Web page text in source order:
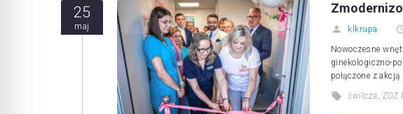
25
maj klkrupa
Nowoczesne
ginekologiczno-
połączone z
świlcza, ZOZ